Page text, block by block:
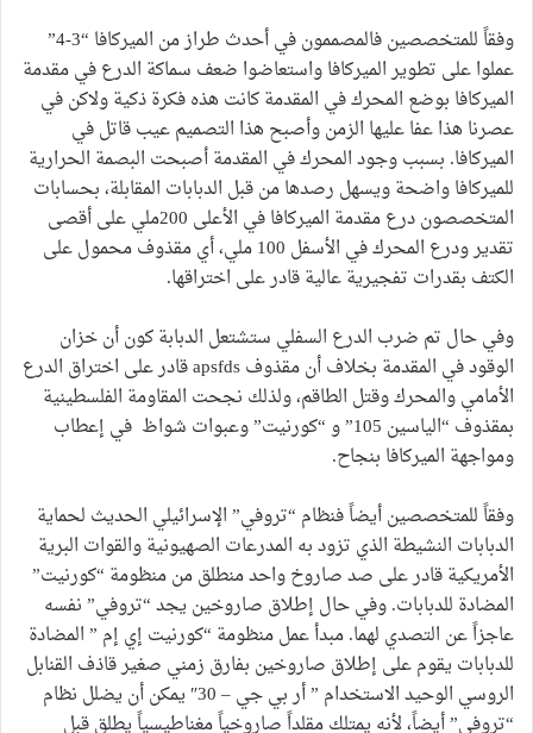
وفقاً للمتخصصين فالمصممون في أحدث طراز من الميركافا “3-4”
عملوا على تطوير الميركافا واستعاضوا ضعف سماكة الدرع في مقدمة
الميركافا بوضع المحرك في المقدمة كانت هذه فكرة ذكية ولاكن في
عصرنا هذا عفا عليها الزمن وأصبح هذا التصميم عيب قاتل في
الميركافا. بسبب وجود المحرك في المقدمة أصبحت البصمة الحرارية
للميركافا واضحة ويسهل رصدها من قبل الدبابات المقابلة، بحسابات
المتخصصون درع مقدمة الميركافا في الأعلى 200ملي على أقصى
تقدير ودرع المحرك في الأسفل 100 ملي، أي مقذوف محمول على
الكتف بقدرات تفجيرية عالية قادر على اختراقها.
وفي حال تم ضرب الدرع السفلي ستشتعل الدبابة كون أن خزان
الوقود في المقدمة بخلاف أن مقذوف apsfds قادر على اختراق الدرع
الأمامي والمحرك وقتل الطاقم، ولذلك نجحت المقاومة الفلسطينية
بمقذوف “الياسين 105” و “كورنيت” وعبوات شواظ في إعطاب
ومواجهة الميركافا بنجاح.
وفقاً للمتخصصين أيضاً فنظام “تروفي” الإسرائيلي الحديث لحماية
الدبابات النشيطة الذي تزود به المدرعات الصهيونية والقوات البرية
الأمريكية قادر على صد صاروخ واحد منطلق من منظومة “كورنيت”
المضادة للدبابات. وفي حال إطلاق صاروخين يجد “تروفي” نفسه
عاجزاً عن التصدي لهما. مبدأ عمل منظومة “كورنيت إي إم ” المضادة
للدبابات يقوم على إطلاق صاروخين بفارق زمني صغير قاذف القنابل
الروسي الوحيد الاستخدام ” أر بي جي – 30″ يمكن أن يضلل نظام
“تروفي” أيضاً، لأنه يمتلك مقلداً صاروخياً مغناطيسياً يطلق قبل